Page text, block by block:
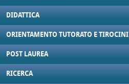
DIDATTICA
ORIENTAMENTO TUTORATO E TIROCINI
POST LAUREA
RICERCA